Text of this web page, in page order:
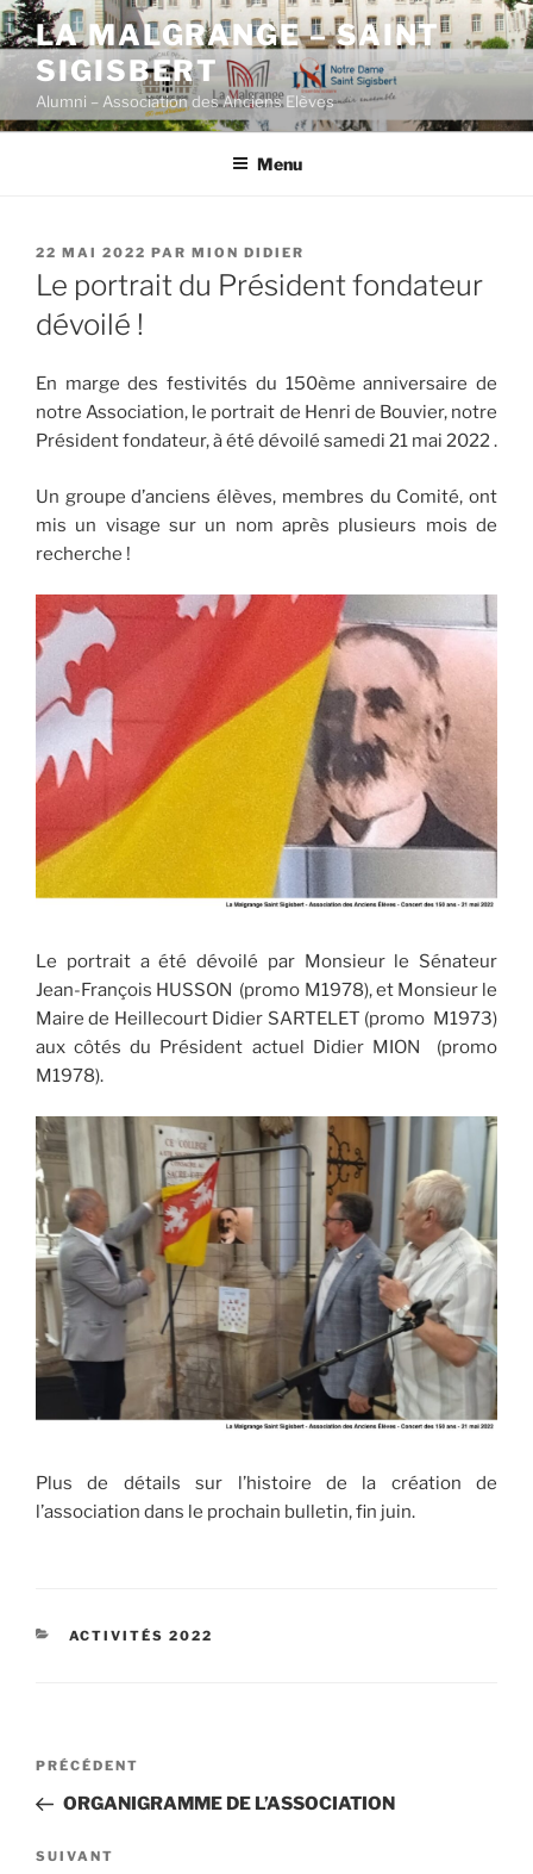
Aller
au
contenu
principal
LA MALGRANGE – SAINT
SIGISBERT
Alumni – Association des Anciens Elèves
Menu
PUBLIÉ
LE
22 MAI 2022 PAR MION DIDIER
Le portrait du Président fondateur
dévoilé !
En marge des festivités du 150ème anniversaire de
notre Association, le portrait de Henri de Bouvier, notre
Président fondateur, à été dévoilé samedi 21 mai 2022 .
Un groupe d’anciens élèves, membres du Comité, ont
mis un visage sur un nom après plusieurs mois de
recherche !
Le portrait a été dévoilé par Monsieur le Sénateur
Jean-François HUSSON (promo M1978), et Monsieur le
Maire de Heillecourt Didier SARTELET (promo M1973)
aux côtés du Président actuel Didier MION (promo
M1978).
Plus de détails sur l’histoire de la création de
l’association dans le prochain bulletin, fin juin.
CATÉGORIES
ACTIVITÉS 2022
Navigation
l’article
Article
précédent
PRÉCÉDENT
ORGANIGRAMME DE L’ASSOCIATION
Article
SUIVANT